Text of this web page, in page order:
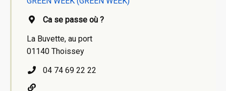
Ca se passe où ?
La Buvette, au port
01140 Thoissey
04 74 69 22 22